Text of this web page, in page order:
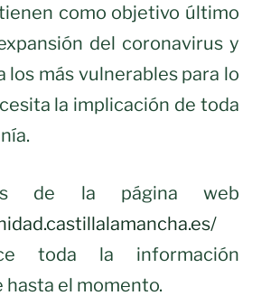
como objetivo último
del coronavirus y
los más vulnerables para lo
la implicación de toda
de la página web
toda la información
hasta el momento.